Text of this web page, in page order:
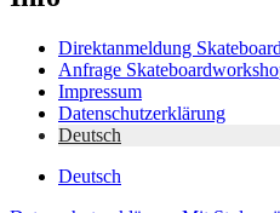
Direktanmeldung
Anfrage
Impressum
Datenschutzerklärung
Deutsch
Deutsch